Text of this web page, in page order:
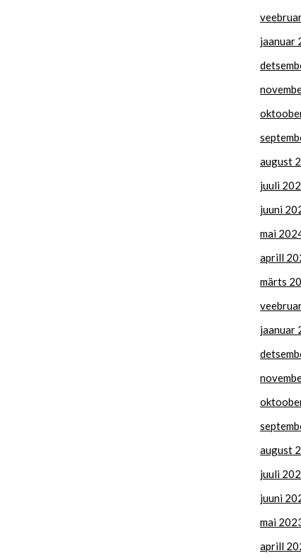
jaanuar
august
juuli
juuni
mai
aprill
märts
jaanuar
august
juuli
juuni
mai
aprill